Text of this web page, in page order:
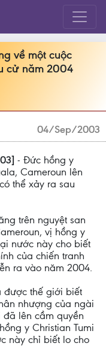
về một cuộc
cử năm 2004
04/Sep/2003
- Ðức hồng y
Cameroun lên
thể xảy ra sau
trên nguyệt san
vị hồng y
nước này cho biết
của chiến tranh
ra vào năm 2004.
được thế giới biết
nhượng của ngài
đã lên cầm quyền
y Christian Tumi
này chỉ biết lo cho